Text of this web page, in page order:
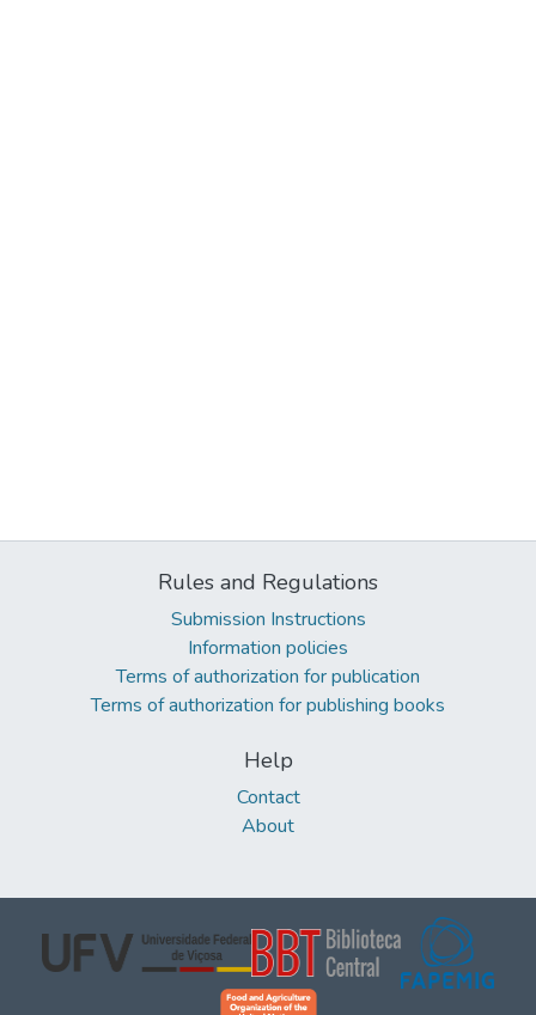
Rules and Regulations
Submission Instructions
Information policies
Terms of authorization for publication
Terms of authorization for publishing books
Help
Contact
About